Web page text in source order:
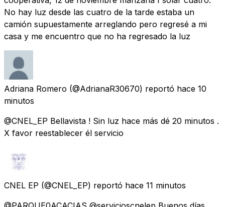
No hay luz desde las cuatro de la tarde estaba un
camión supuestamente arreglando pero regresé a mi
casa y me encuentro que no ha regresado la luz
Adriana Romero (@AdrianaR30670) reportó hace 10
minutos
@CNEL_EP Bellavista ! Sin luz hace más dé 20 minutos .
X favor reestablecer él servicio
CNEL EP (@CNEL_EP) reportó hace 11 minutos